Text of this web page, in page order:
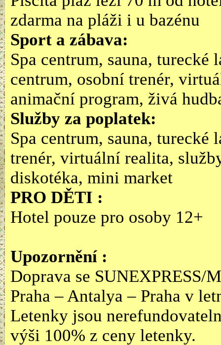
zdarma na pláži i u bazénu
Sport a zábava:
Spa centrum, sauna, turecké
centrum, osobní trenér,
animační program, živá
Služby za poplatek:
Spa centrum, sauna, turecké
trenér, virtuální realita,
diskotéka, mini market
PRO DĚTI :
Hotel pouze pro osoby 12+
Upozornění :
Doprava se
Praha – Antalya – Praha v
Letenky jsou
výši 100% z ceny letenky.